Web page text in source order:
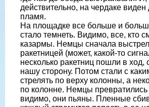
действительно, на чердаке
пламя.
На площадке все больше и
стало темнеть. Видимо, все, кто
казармы. Немцы сначала
ракетницей (может, какой-то
несколько ракетниц пошли в ход,
нашу сторону. Потом стали с
стрелять по верху колонны, а
по колонне. Немцы превратились
видимо, они пьяны. Пленные